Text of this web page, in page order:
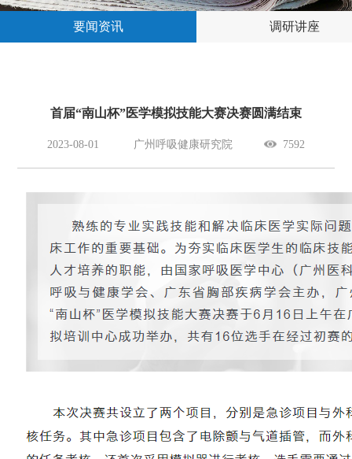
要闻资讯 调研讲座
首届“南山杯”医学模拟技能大赛决赛圆满结束
2023-08-01 广州呼吸健康研究院 7592